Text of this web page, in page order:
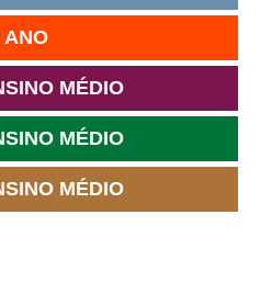
ANO
MÉDIO
MÉDIO
MÉDIO